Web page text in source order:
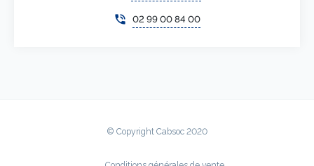
phone_in_talk 02 99 00 84 00
© Copyright Cabsoc 2020